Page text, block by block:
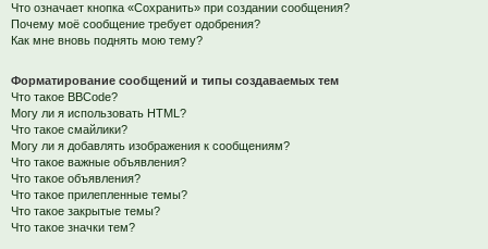
Что означает кнопка «Сохранить» при создании сообщения?
Почему моё сообщение требует одобрения?
Как мне вновь поднять мою тему?
Форматирование сообщений и типы создаваемых тем
Что такое BBCode?
Могу ли я использовать HTML?
Что такое смайлики?
Могу ли я добавлять изображения к сообщениям?
Что такое важные объявления?
Что такое объявления?
Что такое прилепленные темы?
Что такое закрытые темы?
Что такое значки тем?